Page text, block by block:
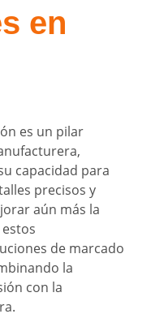
en
es un pilar
capacidad para
precisos y
aún más la
de marcado
la
con la